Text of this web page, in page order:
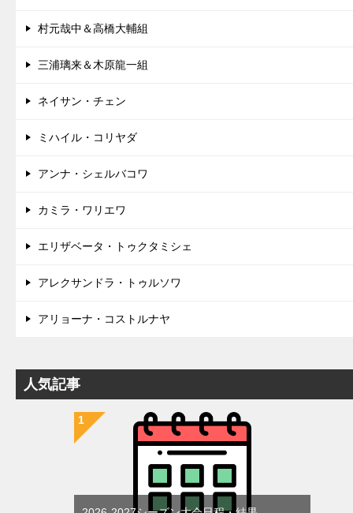
村元哉中＆高橋大輔組
三浦璃来＆木原龍一組
ネイサン・チェン
ミハイル・コリヤダ
アンナ・シェルバコワ
カミラ・ワリエワ
エリザベータ・トゥクタミシェ
アレクサンドラ・トゥルソワ
アリョーナ・コストルナヤ
人気記事